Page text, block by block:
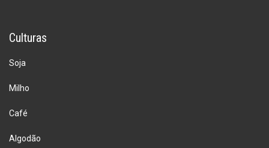
Culturas
Soja
Milho
Café
Algodão